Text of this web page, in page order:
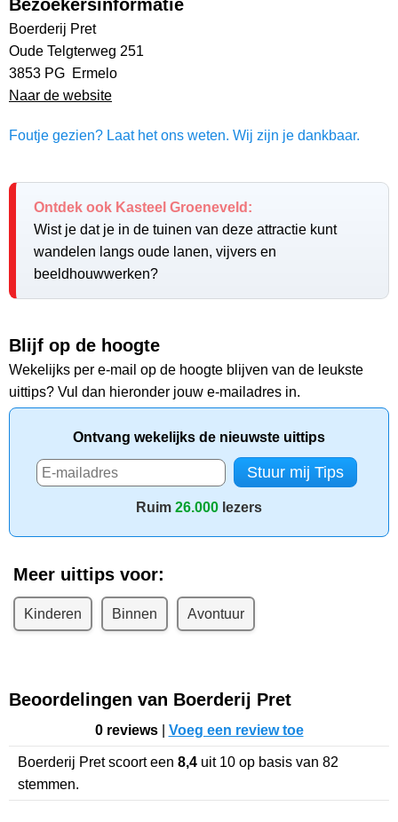
Bezoekersinformatie
Boerderij Pret
Oude Telgterweg 251
3853 PG Ermelo
Naar de website
Foutje gezien? Laat het ons weten. Wij zijn je dankbaar.
Ontdek ook Kasteel Groeneveld:
Wist je dat je in de tuinen van deze attractie kunt
wandelen langs oude lanen, vijvers en
beeldhouwwerken?
Blijf op de hoogte
Wekelijks per e-mail op de hoogte blijven van de leukste
uittips? Vul dan hieronder jouw e-mailadres in.
Ontvang wekelijks de nieuwste uittips
Ruim 26.000 lezers
Meer uittips voor:
Kinderen Binnen Avontuur
Beoordelingen van Boerderij Pret
0 reviews| Voeg een review toe
Boerderij Pretscoort een 8,4 uit 10 op basis van 82
stemmen.